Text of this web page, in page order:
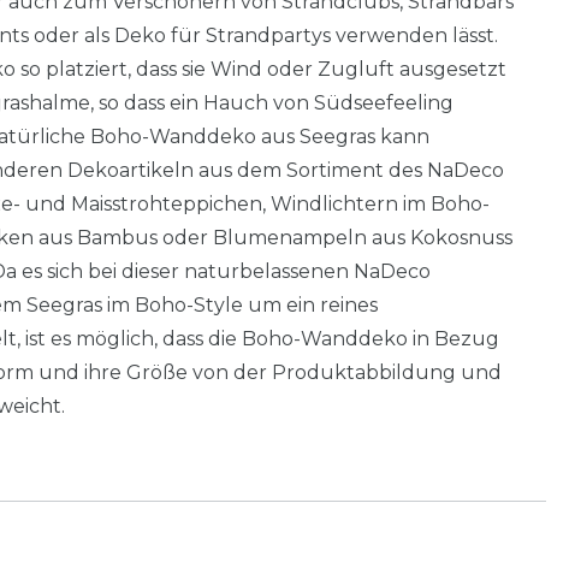
oder als Deko für Strandpartys verwenden lässt.
so platziert, dass sie Wind oder Zugluft ausgesetzt
so dass ein Hauch von Südseefeeling
Boho-Wanddeko aus Seegras kann
Dekoartikeln aus dem Sortiment des NaDeco
und Maisstrohteppichen, Windlichtern im Boho-
aus Bambus oder Blumenampeln aus Kokosnuss
es sich bei dieser naturbelassenen NaDeco
Seegras im Boho-Style um ein reines
ist es möglich, dass die Boho-Wanddeko in Bezug
und ihre Größe von der Produktabbildung und